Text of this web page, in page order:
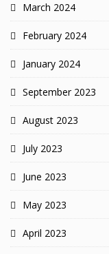
March 2024
February 2024
January 2024
September 2023
August 2023
July 2023
June 2023
May 2023
April 2023